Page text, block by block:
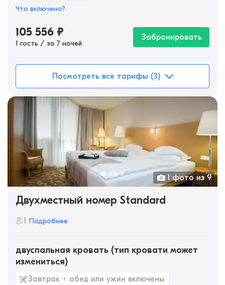
Что включено?
105 556 ₽
1 гость / за 7 ночей
Забронировать
Посмотреть все тарифы (3)
1 фото из 9
Двухместный номер Standard
1 Подробнее
двуспальная кровать (тип кровати может
измениться)
Завтрак + обед или ужин включены